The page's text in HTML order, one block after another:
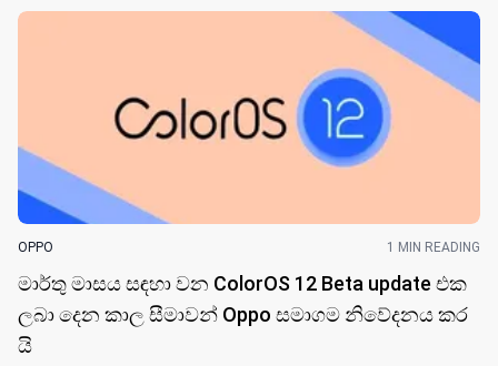
OPPO 1 MIN READING
මාර්තු මාසය සඳහා වන ColorOS 12 Beta update එක
ලබා දෙන කාල සීමාවන් Oppo සමාගම නිවේදනය කර​
යි